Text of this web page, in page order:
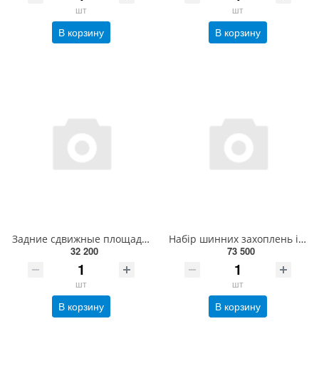
шт
В корзину
шт
В корзину
Задние сдвижные площадки (2шт)
32 200
шт
В корзину
Набір шинних захоплень і наконечників для VW TOUAREG (комплект 4 шт) 20-1891-1 HUNTER
73 500
шт
В корзину